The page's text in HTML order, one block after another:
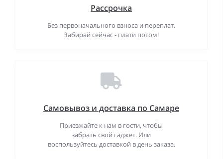
Рассрочка
Без первоначального взноса и переплат.
Забирай сейчас - плати потом!
Самовывоз и доставка по Самаре
Приезжайте к нам в гости, чтобы
забрать свой гаджет. Или
воспользуйтесь доставкой в день заказа.